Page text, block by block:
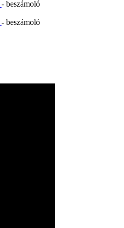
- beszámoló
- beszámoló